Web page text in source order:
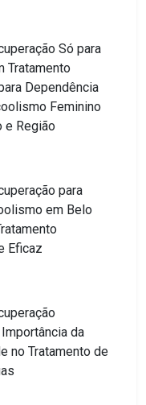
Só para
Tratamento
Dependência
Feminino
e Região
para
em Belo
Eficaz
da
no Tratamento de